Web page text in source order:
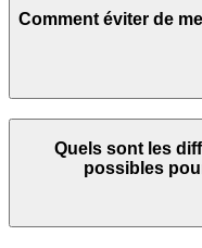
Comment éviter de
Quels sont les
possibles